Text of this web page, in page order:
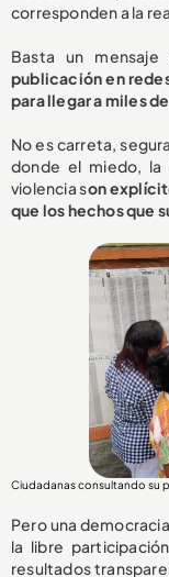
corresponden a la
Basta un
publicación en
para llegar a miles
No es carreta,
donde el miedo, la
violencia son
que los hechos que
Ciudadanas consultando su
Pero una
la libre
resultados